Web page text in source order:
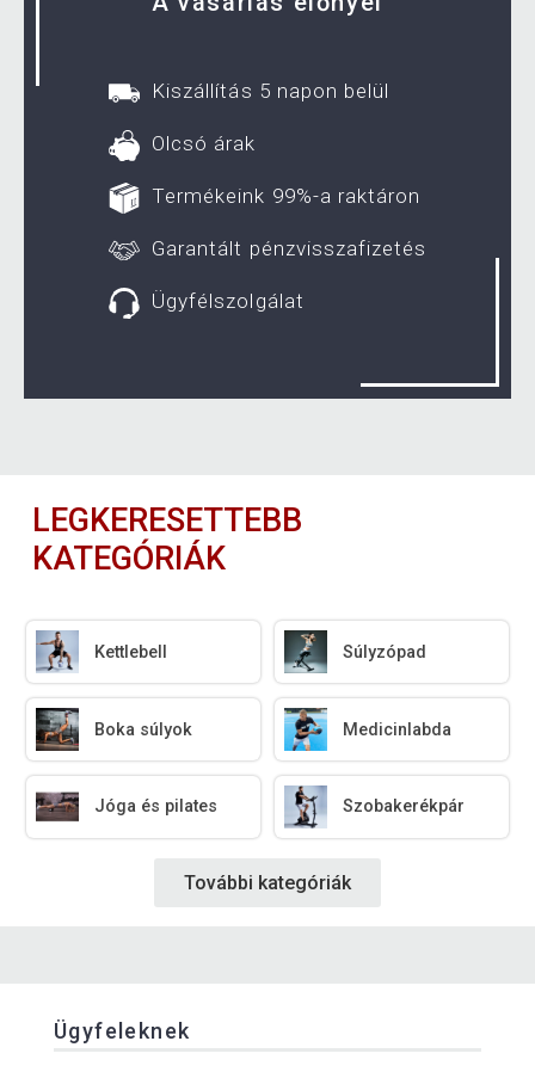
Kiszállítás 5 napon belül
Olcsó árak
Termékeink 99%-a raktáron
Garantált pénzvisszafizetés
Ügyfélszolgálat
LEGKERESETTEBB
KATEGÓRIÁK
Kettlebell Súlyzópad
Boka súlyok Medicinlabda
Jóga és pilates Szobakerékpár
További kategóriák
Ügyfeleknek